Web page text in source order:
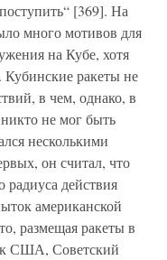
[369]. На
много мотивов для
на Кубе, хотя
ракеты не
в чем, однако, в
не мог быть
несколькими
он считал, что
радиуса действия
американской
размещая ракеты в
к США, Советский